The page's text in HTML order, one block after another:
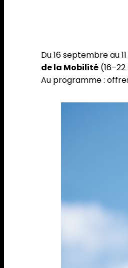
Du 16 septembre au
de la Mobilité
Au programme :